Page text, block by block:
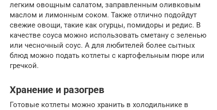
легким овощным салатом, заправленным оливковым
маслом и лимонным соком. Также отлично подойдут
свежие овощи, такие как огурцы, помидоры и редис. В
качестве соуса можно использовать сметану с зеленью
или чесночный соус. А для любителей более сытных
блюд можно подать котлеты с картофельным пюре или
гречкой.
Хранение и разогрев
Готовые котлеты можно хранить в холодильнике в